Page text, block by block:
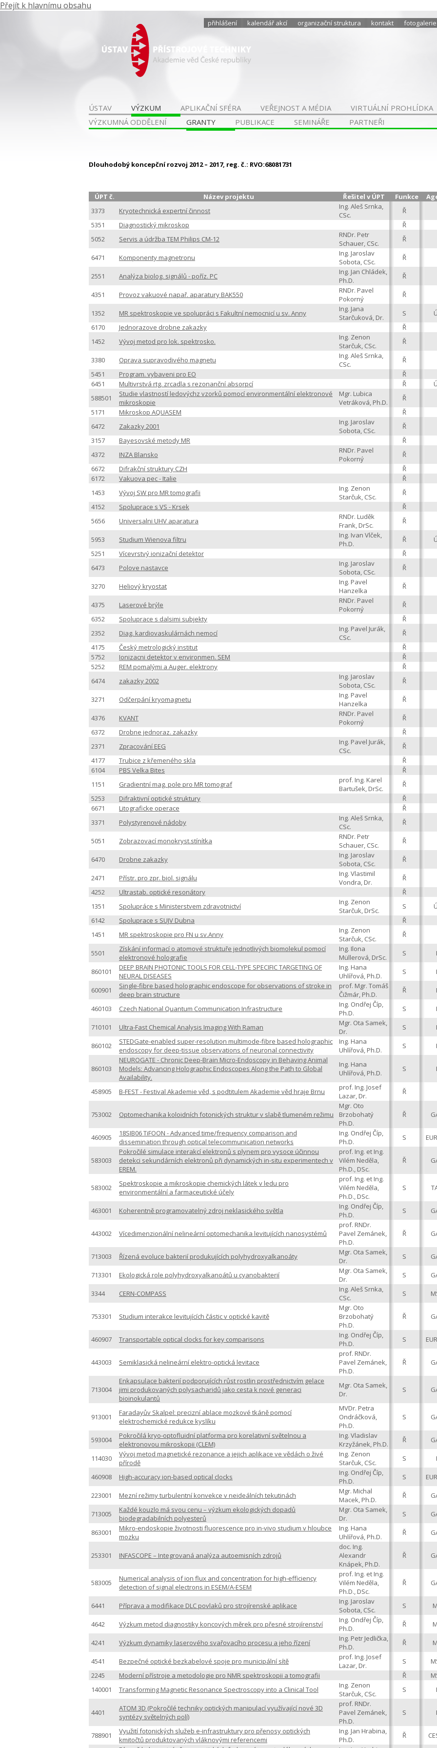
Přejít k hlavnímu obsahu
přihlášení kalendář akcí organizační struktura kontakt fotogalerie
ÚSTAV VÝZKUM APLIKAČNÍ SFÉRA VEŘEJNOST A MÉDIA
VIRTUÁLNÍ PROHLÍDKA
VÝZKUMNÁ ODDĚLENÍ
GRANTY PUBLIKACE SEMINÁŘE PARTNEŘI
Dlouhodobý koncepční rozvoj 2012 – 2017, reg. č.: RVO:68081731
ÚPT č. Název projektu Řešitel v ÚPT Funkce
3373
Kryotechnická expertní činnost
Ing. Aleš Srnka,
CSc.
Ř
5351
Diagnostický mikroskop
Ř
5052
Servis a údržba TEM Philips CM-12
RNDr. Petr
Schauer, CSc.
Ř
6471 Komponenty magnetronu
Ing. Jaroslav
Sobota, CSc.
Ř
2551 Analýza biolog. signálů - poříz. PC
Ing. Jan Chládek,
Ph.D.
Ř
4351 Provoz vakuové napař. aparatury BAK550
RNDr. Pavel
Pokorný
Ř
1352 MR spektroskopie ve spolupráci s Fakultní nemocnicí u sv. Anny
Ing. Jana
Starčuková, Dr.
S
6170
Jednorazove drobne zakazky
Ř
1452
Vývoj metod pro lok. spektrosko.
Ing. Zenon
Starčuk, CSc.
Ř
3380 Oprava supravodivého magnetu
Ing. Aleš Srnka,
CSc.
Ř
5451
Program. vybaveni pro EO
Ř
6451
Multivrstvá rtg. zrcadla s rezonanční absorpcí Ř
588501
Studie vlastností ledovýchz vzorků pomocí environmentální elektronové
mikroskopie
Mgr. Lubica
Vetráková, Ph.D.
Ř
5171
Mikroskop AQUASEM
Ř
6472
Zakazky 2001
Ing. Jaroslav
Sobota, CSc.
Ř
3157
Bayesovské metody MR
Ř
4372
INZA Blansko
RNDr. Pavel
Pokorný
Ř
6672
Difrakční struktury CZH
Ř
6172
Vakuova pec - Italie
Ř
1453
Vývoj SW pro MR tomografii
Ing. Zenon
Starčuk, CSc.
Ř
4152
Spoluprace s VS - Krsek
Ř
5656
Universalni UHV aparatura
RNDr. Luděk
Frank, DrSc.
Ř
5953 Studium Wienova filtru
Ing. Ivan Vlček,
Ph.D.
Ř
5251
Vícevrstvý ionizační detektor
Ř
6473
Polove nastavce
Ing. Jaroslav
Sobota, CSc.
Ř
3270 Heliový kryostat
Ing. Pavel
Hanzelka
Ř
4375 Laserové brýle
RNDr. Pavel
Pokorný
Ř
6352
Spoluprace s dalsimi subjekty
Ř
2352
Diag. kardiovaskulárnách nemocí
Ing. Pavel Jurák,
CSc.
Ř
4175
Český metrologický institut
Ř
5752
Ionizacni detektor v environmen. SEM
Ř
5252
REM pomalými a Auger. elektrony
Ř
6474
zakazky 2002
Ing. Jaroslav
Sobota, CSc.
Ř
3271 Odčerpání kryomagnetu
Ing. Pavel
Hanzelka
Ř
4376 KVANT
RNDr. Pavel
Pokorný
Ř
6372
Drobne jednoraz. zakazky
Ř
2371
Zpracování EEG
Ing. Pavel Jurák,
CSc.
Ř
4177
Trubice z křemeného skla
Ř
6104
PBS Velka Bites
Ř
1151
Gradientní mag. pole pro MR tomograf
prof. Ing. Karel
Bartušek, DrSc.
Ř
5253
Difraktivní optické struktury
Ř
6671
Litograficke operace
Ř
3371
Polystyrenové nádoby
Ing. Aleš Srnka,
CSc.
Ř
5051 Zobrazovací monokryst.stínítka
RNDr. Petr
Schauer, CSc.
Ř
6470 Drobne zakazky
Ing. Jaroslav
Sobota, CSc.
Ř
2471 Přístr. pro zpr. biol. signálu
Ing. Vlastimil
Vondra, Dr.
Ř
4252
Ultrastab. optické resonátory
Ř
1351
Spolupráce s Ministerstvem zdravotnictví
Ing. Zenon
Starčuk, DrSc.
S
6142
Spoluprace s SUJV Dubna
Ř
1451
MR spektroskopie pro FN u sv.Anny
Ing. Zenon
Starčuk, CSc.
Ř
5501
Získání informací o atomové struktuře jednotlivých biomolekul pomocí
elektronové holografie
Ing. Ilona
Müllerová, DrSc.
S
860101
DEEP BRAIN PHOTONIC TOOLS FOR CELL-TYPE SPECIFIC TARGETING OF
NEURAL DISEASES
Ing. Hana
Uhlířová, Ph.D.
S
600901
Single-fibre based holographic endoscope for observations of stroke in
deep brain structure
prof. Mgr. Tomáš
Čižmár, Ph.D.
Ř
460103 Czech National Quantum Communication Infrastructure
Ing. Ondřej Číp,
Ph.D.
S
710101 Ultra-Fast Chemical Analysis Imaging With Raman
Mgr. Ota Samek,
Dr.
S
860102
STEDGate-enabled super-resolution multimode-fibre based holographic
endoscopy for deep-tissue observations of neuronal connectivity
Ing. Hana
Uhlířová, Ph.D.
S
860103
NEUROGATE - Chronic Deep-Brain Micro-Endoscopy in Behaving Animal
Models: Advancing Holographic Endoscopes Along the Path to Global
Availability.
Ing. Hana
Uhlířová, Ph.D.
S
458905 B-FEST - Festival Akademie věd, s podtitulem Akademie věd hraje Brnu
prof. Ing. Josef
Lazar, Dr.
Ř
753002 Optomechanika koloidních fotonických struktur v slabě tlumeném režimu
Mgr. Oto
Brzobohatý
Ph.D.
Ř
460905
18SIB06 TiFOON - Advanced time/frequency comparison and
dissemination through optical telecommunication networks
Ing. Ondřej Číp,
Ph.D.
S
583003
Pokročilé simulace interakcí elektronů s plynem pro vysoce účinnou
detekci sekundárních elektronů při dynamických in-situ experimentech v
EREM.
prof. Ing. et Ing.
Vilém Neděla,
Ph.D., DSc.
Ř
583002
Spektroskopie a mikroskopie chemických látek v ledu pro
environmentální a farmaceutické účely
prof. Ing. et Ing.
Vilém Neděla,
Ph.D., DSc.
S
463001 Koherentně programovatelný zdroj neklasického světla
Ing. Ondřej Číp,
Ph.D.
S
443002 Vícedimenzionální nelineární optomechanika levitujících nanosystémů
prof. RNDr.
Pavel Zemánek,
Ph.D.
Ř
713003 Řízená evoluce bakterií produkujících polyhydroxyalkanoáty
Mgr. Ota Samek,
Dr.
S
713301 Ekologická role polyhydroxyalkanoátů u cyanobakterií
Mgr. Ota Samek,
Dr.
S
3344 CERN-COMPASS
Ing. Aleš Srnka,
CSc.
S
753301 Studium interakce levitujících částic v optické kavitě
Mgr. Oto
Brzobohatý
Ph.D.
Ř
460907 Transportable optical clocks for key comparisons
Ing. Ondřej Číp,
Ph.D.
S
443003 Semiklasická nelineární elektro-optická levitace
prof. RNDr.
Pavel Zemánek,
Ph.D.
Ř
713004
Enkapsulace bakterií podporujících růst rostlin prostřednictvím gelace
jimi produkovaných polysacharidů jako cesta k nové generaci
bioinokulantů
Mgr. Ota Samek,
Dr.
S
913001
Faradayův Skalpel: precizní ablace mozkové tkáně pomocí
elektrochemické redukce kyslíku
MVDr. Petra
Ondráčková,
Ph.D.
S
593004
Pokročilá kryo-optofluidní platforma pro korelativní světelnou a
elektronovou mikroskopii (CLEM)
Ing. Vladislav
Krzyžánek, Ph.D.
Ř
114030
Vývoj metod magnetické rezonance a jejich aplikace ve vědách o živé
přírodě
Ing. Zenon
Starčuk, CSc.
S
460908 High-accuracy ion-based optical clocks
Ing. Ondřej Číp,
Ph.D.
S
223001 Mezní režimy turbulentní konvekce v neideálních tekutinách
Mgr. Michal
Macek, Ph.D.
Ř
713005
Každé kouzlo má svou cenu – výzkum ekologických dopadů
biodegradabilních polyesterů
Mgr. Ota Samek,
Dr.
S
863001
Mikro-endoskopie životnosti fluorescence pro in-vivo studium v hloubce
mozku
Ing. Hana
Uhlířová, Ph.D.
Ř
253301 INFASCOPE – Integrovaná analýza autoemisních zdrojů
doc. Ing.
Alexandr
Knápek, Ph.D.
Ř
583005
Numerical analysis of ion flux and concentration for high-efficiency
detection of signal electrons in ESEM/A-ESEM
prof. Ing. et Ing.
Vilém Neděla,
Ph.D., DSc.
Ř
6441 Příprava a modifikace DLC povlaků pro strojírenské aplikace
Ing. Jaroslav
Sobota, CSc.
S
4642 Výzkum metod diagnostiky koncových měrek pro přesné strojírenství
Ing. Ondřej Číp,
Ph.D.
Ř
4241 Výzkum dynamiky laserového svařovacího procesu a jeho řízení
Ing. Petr Jedlička,
Ph.D.
Ř
4541 Bezpečné optické bezkabelové spoje pro municipální sítě
prof. Ing. Josef
Lazar, Dr.
S
2245
Moderní přístroje a metodologie pro NMR spektroskopii a tomografii Ř
140001
Transforming Magnetic Resonance Spectroscopy into a Clinical Tool
Ing. Zenon
Starčuk, CSc.
S
4401
ATOM 3D (Pokročilé techniky optických manipulací využívající nové 3D
syntézy světelných polí)
prof. RNDr.
Pavel Zemánek,
Ph.D.
S
788901
Využití fotonických služeb e-infrastruktury pro přenosy optických
kmitočtů produktovaných vláknovými referencemi
Ing. Jan Hrabina,
Ph.D.
Ř